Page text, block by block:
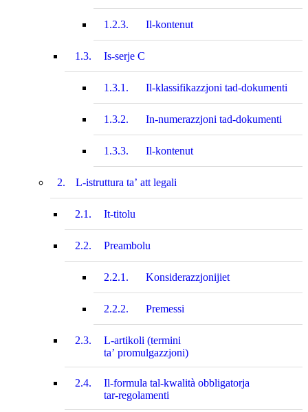
1.2.3. Il-kontenut
1.3. Is-serje C
1.3.1. Il-klassifikazzjoni tad-dokumenti
1.3.2. In-numerazzjoni tad-dokumenti
1.3.3. Il-kontenut
2. L-istruttura ta’ att legali
2.1. It-titolu
2.2. Preambolu
2.2.1. Konsiderazzjonijiet
2.2.2. Premessi
2.3.
L-artikoli (termini
ta’ promulgazzjoni)
2.4.
Il-formula tal-kwalità obbligatorja
tar-regolamenti